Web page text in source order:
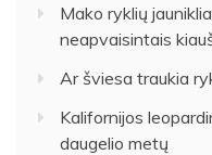
Mako ryklių
neapvaisintais
Ar šviesa traukia
Kalifornijos
daugelio metų